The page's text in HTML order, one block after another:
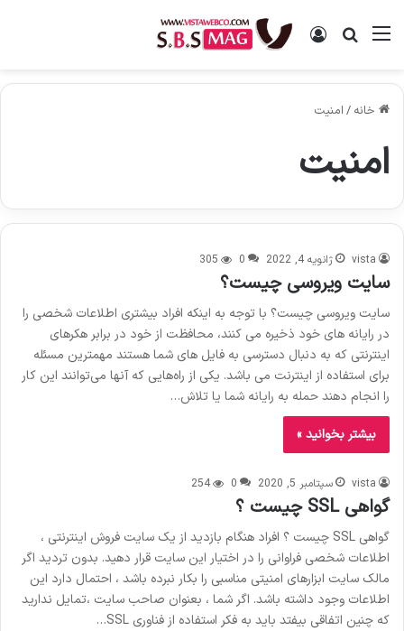
منو جستجو برای
ورود
خانه / امنیت
امنیت
vista ژانویه 4, 2022 0
305
سایت ویروسی چیست؟
سایت ویروسی چیست؟ با توجه به اینکه افراد بیشتری اطلاعات شخصی را
در رایانه های خود ذخیره می کنند، محافظت از خود در برابر هکرهای
اینترنتی که به دنبال دسترسی به فایل های شما هستند مهمترین مسئله
برای استفاده از اینترنت می باشد. یکی از راه‌هایی که آنها می‌توانند این کار
را انجام دهند حمله به رایانه شما یا تلاش…
بیشتر بخوانید »
vista سپتامبر 5, 2020 0
254
گواهی SSL چیست ؟
گواهی SSL چیست ؟ افراد هنگام بازدید از یک سایت فروش اینترنتی ،
اطلاعات شخصی فراوانی را در اختیار این سایت قرار دهید. بدون تردید اگر
مالک سایت ابزارهای امنیتی مناسبی را بکار نبرده باشد ، احتمال دارد این
اطلاعات وجود داشته باشد. اگر شما ، بعنوان صاحب سایت ،تمایل ندارید
که چنین اتفاقی بیفتد باید به فکر استفاده از فناوری SSL…